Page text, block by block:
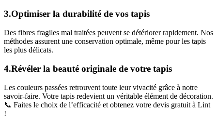
3.Optimiser la durabilité de vos tapis
Des fibres fragiles mal traitées peuvent se détériorer rapidement. Nos
méthodes assurent une conservation optimale, même pour les tapis
les plus délicats.
4.Révéler la beauté originale de votre tapis
Les couleurs passées retrouvent toute leur vivacité grâce à notre
savoir-faire. Votre tapis redevient un véritable élément de décoration.
📞 Faites le choix de l’efficacité et obtenez votre devis gratuit à Lint
!